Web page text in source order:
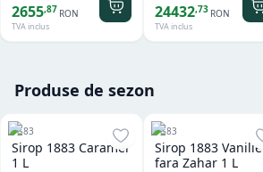
2655,87 RON
TVA inclus
24432,73 RON
TVA inclus
Produse de sezon
1883
Sirop 1883 Caramel
1 L
1883
Sirop 1883 Vanilie
fara Zahar 1 L